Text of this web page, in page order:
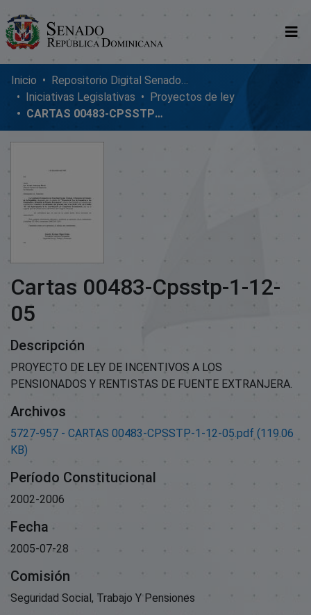
Comunidades
Glosario
Nosotros
Inicio
Repositorio Digital SenadoRD
Iniciativas Legislativas
Proyectos de ley
CARTAS 00483-CPSSTP-1-12-05
Cartas 00483-Cpsstp-1-12-
05
Descripción
PROYECTO DE LEY DE INCENTIVOS A LOS
PENSIONADOS Y RENTISTAS DE FUENTE EXTRANJERA.
Archivos
5727-957 - CARTAS 00483-CPSSTP-1-12-05.pdf (119.06
KB)
Período Constitucional
2002-2006
Fecha
2005-07-28
Comisión
Seguridad Social, Trabajo Y Pensiones